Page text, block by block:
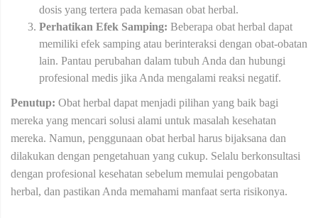
dosis yang tertera pada kemasan obat herbal.
Perhatikan Efek Samping: Beberapa obat herbal dapat
memiliki efek samping atau berinteraksi dengan obat-obatan
lain. Pantau perubahan dalam tubuh Anda dan hubungi
profesional medis jika Anda mengalami reaksi negatif.
Penutup: Obat herbal dapat menjadi pilihan yang baik bagi
mereka yang mencari solusi alami untuk masalah kesehatan
mereka. Namun, penggunaan obat herbal harus bijaksana dan
dilakukan dengan pengetahuan yang cukup. Selalu berkonsultasi
dengan profesional kesehatan sebelum memulai pengobatan
herbal, dan pastikan Anda memahami manfaat serta risikonya.